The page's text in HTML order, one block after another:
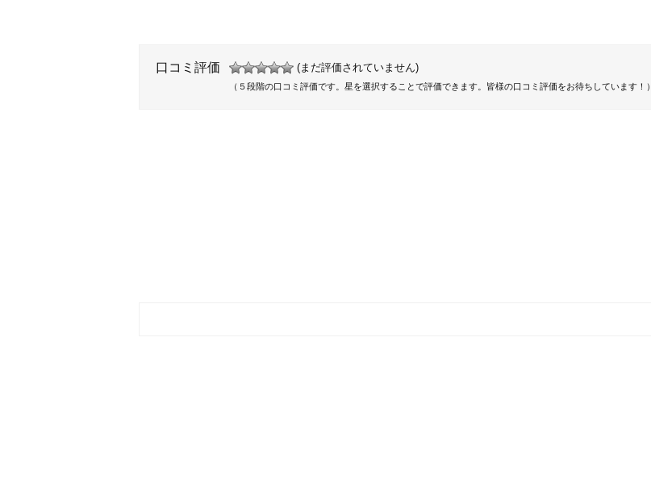
口コミ評価 (まだ評価されていません)
（５段階の口コミ評価です。星を選択することで評価できます。皆様の口コミ評価をお待ちしています！）